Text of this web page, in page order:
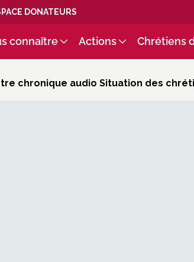
DONATEURS
connaître Actions Chrétiens
chronique audio Situation des